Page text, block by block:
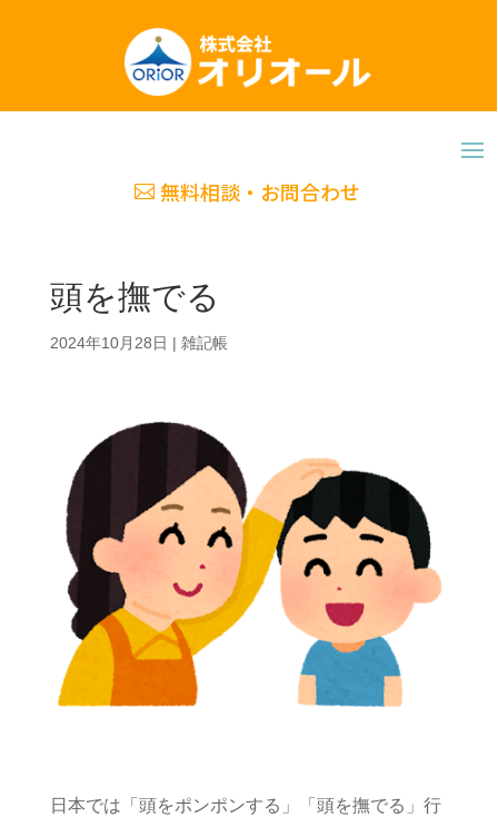
無料相談・お問合わせ
頭を撫でる
2024年10月28日 | 雑記帳
日本では「頭をポンポンする」「頭を撫でる」行